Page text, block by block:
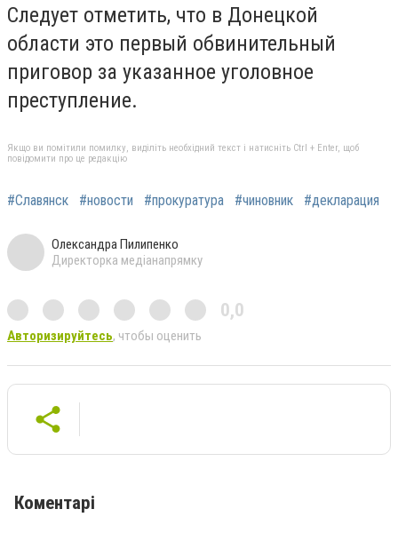
Следует отметить, что в Донецкой
области это первый обвинительный
приговор за указанное уголовное
преступление.
Якщо ви помітили помилку, виділіть необхідний текст і натисніть Ctrl + Enter, щоб
повідомити про це редакцію
#Славянск #новости #прокуратура #чиновник #декларация
Олександра Пилипенко
Директорка медіанапрямку
0,0
Авторизируйтесь, чтобы оценить
Коментарі